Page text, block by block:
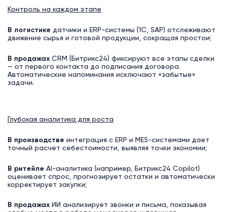
Контроль на каждом этапе
В логистике датчики и ERP-системы (1С, SAP) отслеживают
движение сырья и готовой продукции, сокращая простои;
В продажах CRM (Битрикс24) фиксируют все этапы сделки
— от первого контакта до подписания договора.
Автоматические напоминания исключают «забытые»
задачи.
Глубокая аналитика для роста
В производстве интеграция с ERP и MES-системами дает
точный расчет себестоимости, выявляя точки экономии;
В ритейле AI-аналитика (например, Битрикс24 Copilot)
оценивает спрос, прогнозирует остатки и автоматически
корректирует закупки;
В продажахИИ анализирует звонки и письма, показывая